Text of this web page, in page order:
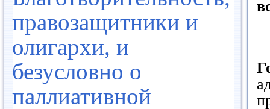
правозащитники и
олигархи, и
безусловно о
паллиативной